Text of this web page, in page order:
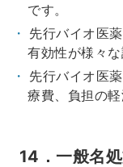
です。
先行バイオ医
有効性が様々
先行バイオ医
療費、負担の軽
14．一般名